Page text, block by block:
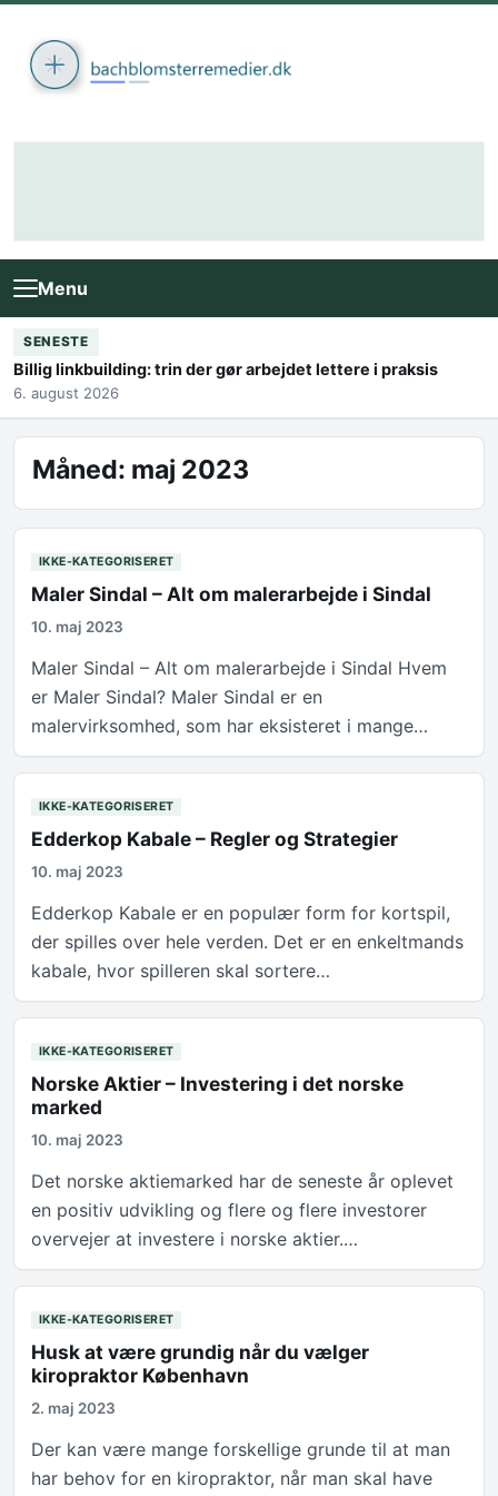
Menu
SENESTE
Billig linkbuilding: trin der gør arbejdet lettere i praksis
6. august 2026
Måned: maj 2023
IKKE-KATEGORISERET
Maler Sindal – Alt om malerarbejde i Sindal
10. maj 2023
Maler Sindal – Alt om malerarbejde i Sindal Hvem
er Maler Sindal? Maler Sindal er en
malervirksomhed, som har eksisteret i mange…
IKKE-KATEGORISERET
Edderkop Kabale – Regler og Strategier
10. maj 2023
Edderkop Kabale er en populær form for kortspil,
der spilles over hele verden. Det er en enkeltmands
kabale, hvor spilleren skal sortere…
IKKE-KATEGORISERET
Norske Aktier – Investering i det norske
marked
10. maj 2023
Det norske aktiemarked har de seneste år oplevet
en positiv udvikling og flere og flere investorer
overvejer at investere i norske aktier.…
IKKE-KATEGORISERET
Husk at være grundig når du vælger
kiropraktor København
2. maj 2023
Der kan være mange forskellige grunde til at man
har behov for en kiropraktor, når man skal have